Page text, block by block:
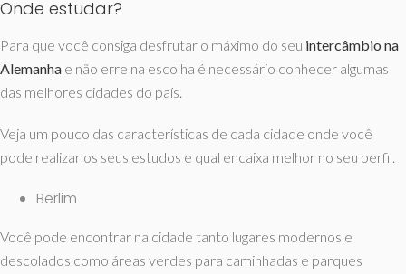
Onde estudar?
Para que você consiga desfrutar o máximo do seu intercâmbio na
Alemanha e não erre na escolha é necessário conhecer algumas
das melhores cidades do país.
Veja um pouco das características de cada cidade onde você
pode realizar os seus estudos e qual encaixa melhor no seu perfil.
Berlim
Você pode encontrar na cidade tanto lugares modernos e
descolados como áreas verdes para caminhadas e parques